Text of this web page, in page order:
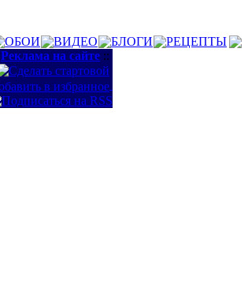
ОБОИ ВИДЕО БЛОГИ
РЕЦЕПТЫ
Реклама на сайте ::